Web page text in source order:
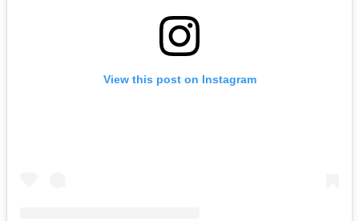
View this post on Instagram